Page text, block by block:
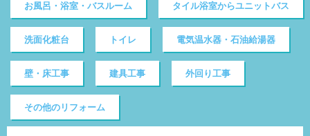
お風呂・浴室・バスルーム タイル浴室からユニットバス
洗面化粧台 トイレ 電気温水器・石油給湯器
壁・床工事 建具工事 外回り工事
その他のリフォーム